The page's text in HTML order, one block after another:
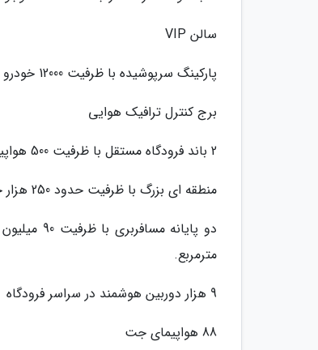
سالن VIP
پارکینگ سرپوشیده با ظرفیت 12000 خودرو
برج کنترل ترافیک هوایی
2 باند فرودگاه مستقل با ظرفیت 500 هواپیما
منطقه ای بزرگ با ظرفیت حدود 250 هزار خودرو
مترمربع.
9 هزار دوربین هوشمند در سراسر فرودگاه
88 هواپیمای جت